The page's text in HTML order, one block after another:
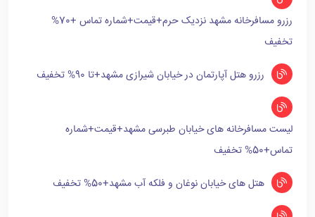
رزرو مسافرخانه مشهد نزدیک حرم+قیمت+شماره تماس +70%
تخفیف
رزرو هتل آپارتمان در خیابان شیرازی مشهد+تا 90% تخفیف
لیست مسافرخانه های خیابان طبرسی مشهد+قیمت+شماره
تماس+50% تخفیف
هتل های خیابان نوغان و فلکه آب مشهد+50% تخفیف